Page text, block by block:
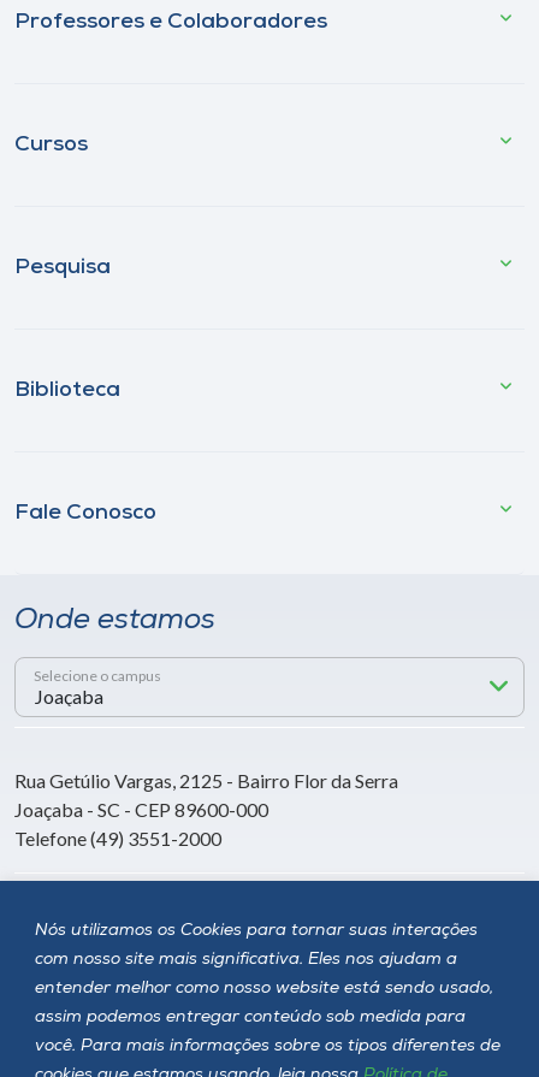
Nós utilizamos os Cookies para tornar suas interações
com nosso site mais significativa. Eles nos ajudam a
entender melhor como nosso website está sendo usado,
assim podemos entregar conteúdo sob medida para
você. Para mais informações sobre os tipos diferentes de
Professores e Colaboradores
Cursos
Pesquisa
Biblioteca
Fale Conosco
Onde estamos
Selecione o campus
Rua Getúlio Vargas, 2125 - Bairro Flor da Serra
Joaçaba - SC - CEP 89600-000
Telefone (49) 3551-2000
Siga a Unoesc